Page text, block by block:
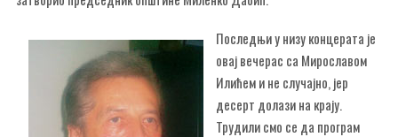
Последњи у низу концерата је
овај вечерас са Мирославом
Илићем и не случајно, јер
десерт долази на крају.
Трудили смо се да програм